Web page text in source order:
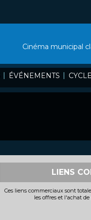
| ÉVÉNEMENTS |
Cinéma municipal
LIENS
Ces liens commerciaux sont
les offres et l'achat